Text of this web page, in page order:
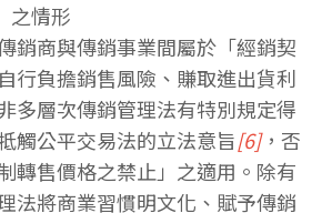
之情形
銷商與傳銷事業間屬於「經銷契
行負擔銷售風險、賺取進出貨利
多層次傳銷管理法有特別規定得
觸公平交易法的立法意旨[6]，否
轉售價格之禁止」之適用。除有
法將商業習慣明文化、賦予傳銷